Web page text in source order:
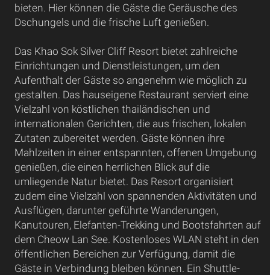
bieten. Hier können die Gäste die Geräusche des
Dschungels und die frische Luft genießen.
Das Khao Sok Silver Cliff Resort bietet zahlreiche
Einrichtungen und Dienstleistungen, um den
Aufenthalt der Gäste so angenehm wie möglich zu
gestalten. Das hauseigene Restaurant serviert eine
Vielzahl von köstlichen thailändischen und
internationalen Gerichten, die aus frischen, lokalen
Zutaten zubereitet werden. Gäste können ihre
Mahlzeiten in einer entspannten, offenen Umgebung
genießen, die einen herrlichen Blick auf die
umliegende Natur bietet. Das Resort organisiert
zudem eine Vielzahl von spannenden Aktivitäten und
Ausflügen, darunter geführte Wanderungen,
Kanutouren, Elefanten-Trekking und Bootsfahrten auf
dem Cheow Lan See. Kostenloses WLAN steht in den
öffentlichen Bereichen zur Verfügung, damit die
Gäste in Verbindung bleiben können. Ein Shuttle-